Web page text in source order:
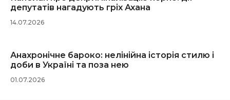
депутатів нагадують гріх Ахана
14.07.2026
Анахронічне бароко: нелінійна історія стилю і
доби в Україні та поза нею
01.07.2026